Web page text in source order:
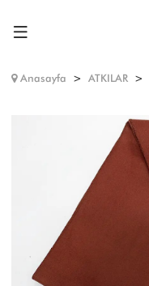
Anasayfa ATKILAR